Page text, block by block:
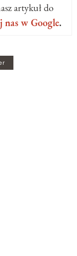
artykuł do
nas w Google.